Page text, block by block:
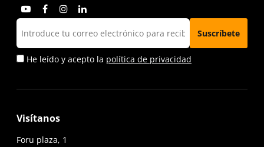
He leído y acepto la política de privacidad
Visítanos
Foru plaza, 1